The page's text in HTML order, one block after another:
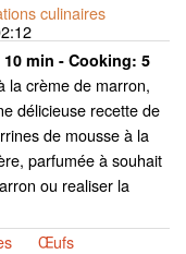
culinaires
10 min - Cooking: 5
la crème de marron,
délicieuse recette de
de mousse à la
parfumée à souhait
ou realiser la
Œufs